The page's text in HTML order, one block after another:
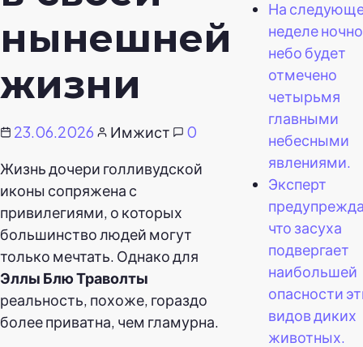
нынешней
жизни
23.06.2026 Имжист
0
Жизнь дочери голливудской
иконы сопряжена с
привилегиями, о которых
большинство людей могут
только мечтать. Однако для
Эллы Блю Траволты
реальность, похоже, гораздо
более приватна, чем гламурна.
На
неделе
небо будет
отмечено
четырьмя
главными
небесными
явлениями.
Эксперт
что засуха
подвергает
наибольшей
опасности
видов диких
животных.